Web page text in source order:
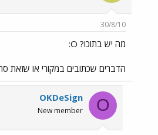
30/8/10
מה יש בתוכו? O:
הדברים שכתובים במקורי או שזאת
O
OKDeSign
New member